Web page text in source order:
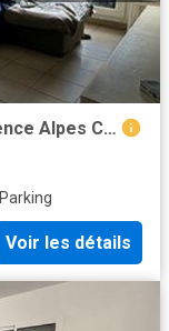
2 chambres, Marseille 15eme Provence Alpes Côte d'Azur 13015 92027829
Parking
Voir les détails